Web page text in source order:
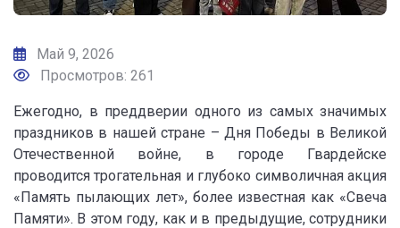
Май 9, 2026
Просмотров: 261
Ежегодно, в преддверии одного из самых значимых
праздников в нашей стране – Дня Победы в Великой
Отечественной войне, в городе Гвардейске
проводится трогательная и глубоко символичная акция
«Память пылающих лет», более известная как «Свеча
Памяти». В этом году, как и в предыдущие, сотрудники